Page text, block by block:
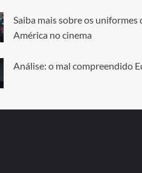
Saiba mais sobre os uniformes
América no cinema
Análise: o mal compreendido